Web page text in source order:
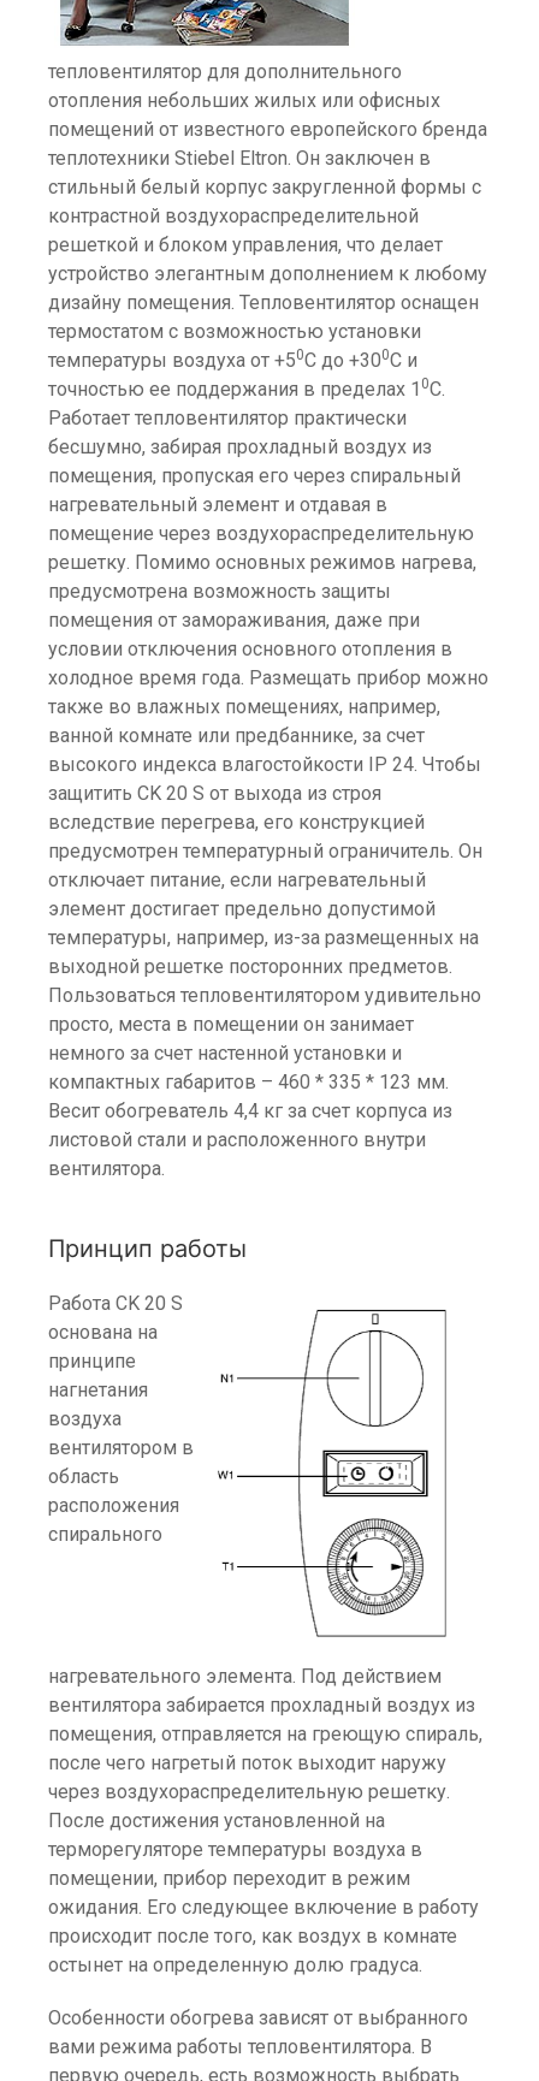
тепловентилятор для дополнительного
отопления небольших жилых или офисных
помещений от известного европейского бренда
теплотехники Stiebel Eltron. Он заключен в
стильный белый корпус закругленной формы с
контрастной воздухораспределительной
решеткой и блоком управления, что делает
устройство элегантным дополнением к любому
дизайну помещения. Тепловентилятор оснащен
термостатом с возможностью установки
температуры воздуха от +50С до +300С и
точностью ее поддержания в пределах 1 0С.
Работает тепловентилятор практически
бесшумно, забирая прохладный воздух из
помещения, пропуская его через спиральный
нагревательный элемент и отдавая в
помещение через воздухораспределительную
решетку. Помимо основных режимов нагрева,
предусмотрена возможность защиты
помещения от замораживания, даже при
условии отключения основного отопления в
холодное время года. Размещать прибор можно
также во влажных помещениях, например,
ванной комнате или предбаннике, за счет
высокого индекса влагостойкости IP 24. Чтобы
защитить CK 20 S от выхода из строя
вследствие перегрева, его конструкцией
предусмотрен температурный ограничитель. Он
отключает питание, если нагревательный
элемент достигает предельно допустимой
температуры, например, из-за размещенных на
выходной решетке посторонних предметов.
Пользоваться тепловентилятором удивительно
просто, места в помещении он занимает
немного за счет настенной установки и
компактных габаритов – 460 * 335 * 123 мм.
Весит обогреватель 4,4 кг за счет корпуса из
листовой стали и расположенного внутри
вентилятора.
Принцип работы
Работа CK 20 S
основана на
принципе
нагнетания
воздуха
вентилятором в
область
расположения
спирального
нагревательного элемента. Под действием
вентилятора забирается прохладный воздух из
помещения, отправляется на греющую спираль,
после чего нагретый поток выходит наружу
через воздухораспределительную решетку.
После достижения установленной на
терморегуляторе температуры воздуха в
помещении, прибор переходит в режим
ожидания. Его следующее включение в работу
происходит после того, как воздух в комнате
остынет на определенную долю градуса.
Особенности обогрева зависят от выбранного
вами режима работы тепловентилятора. В
первую очередь, есть возможность выбрать